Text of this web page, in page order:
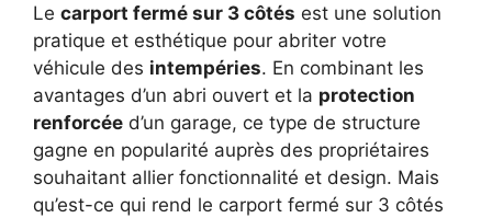
Le carport fermé sur 3 côtés est une solution
pratique et esthétique pour abriter votre
véhicule des intempéries. En combinant les
avantages d’un abri ouvert et la protection
renforcée d’un garage, ce type de structure
gagne en popularité auprès des propriétaires
souhaitant allier fonctionnalité et design. Mais
qu’est-ce qui rend le carport fermé sur 3 côtés